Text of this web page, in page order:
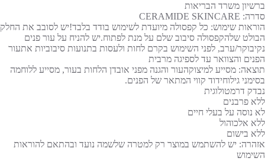
ברשיון משרד הבריאות
סדרה: CERAMIDE SKINCARE
הוראות שימוש: כל קפסולה מיועדת לשימוש בודד בלבד!יש לסובב את החלק
הבולט שלהקפסולה סיבוב שלם על מנת לפתוח.יש להניח על עור פנים
נקיבוקר/ערב, לפני השימוש בקרם לחות ולעסות בתנועות סיבוביות אתעור
הפנים והצוואר עד לספיגה מרבית
תוצאה: מסייע למיצוקהעור והגנה מפני אובדן הלחות בעור, מסייע ללוחמה
בסימני גילוחידוד קווי המתאר של הפנים.
נבדק דרמטולוגית
ללא פרבנים
לא נוסה על בעלי חיים
ללא אלכוהול
ללא בישום
אזהרה: יש להשתמש במוצר רק למטרה שלשמה נועד ובהתאם להוראות
השימוש